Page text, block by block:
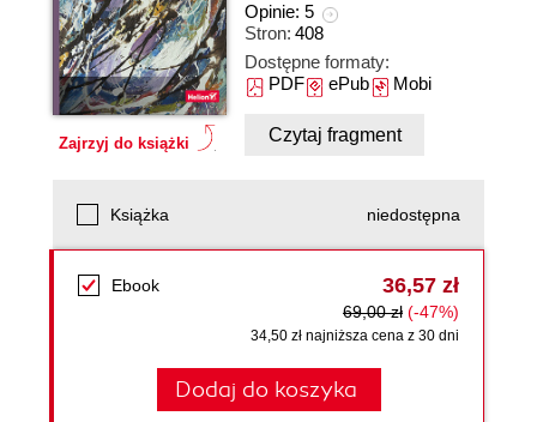
Zajrzyj do książki
Opinie: 5
Stron: 408
Dostępne formaty:
PDFePubMobi
Czytaj fragment
Książka niedostępna
Ebook 36,57 zł
69,00 zł (-47%)
34,50 zł najniższa cena z 30 dni
Dodaj do koszyka